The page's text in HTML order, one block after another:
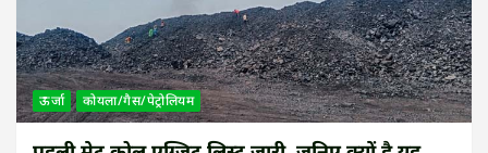
ऊर्जा कोयला/गैस/पेट्रोलियम